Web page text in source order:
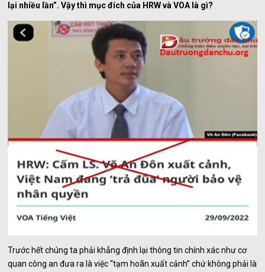
lại nhiều lần”. Vậy thì mục đích của HRW và VOA là gì?
Trước hết chúng ta phải khẳng định lại thông tin chính xác như cơ
quan công an đưa ra là việc “tạm hoãn xuất cảnh” chứ không phải là